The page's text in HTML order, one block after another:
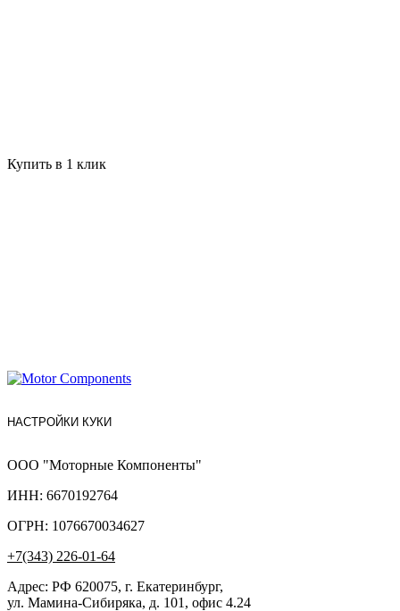
Купить в 1 клик
НАСТРОЙКИ КУКИ
ООО "Моторные Компоненты"
ИНН: 6670192764
ОГРН: 1076670034627
+7(343) 226-01-64
Адрес: РФ 620075, г. Екатеринбург,
ул. Мамина-Сибиряка, д. 101, офис 4.24